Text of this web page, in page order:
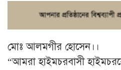
মোঃ আলমগীর হোসেন।।
“আমরা হাইমচরবাসী